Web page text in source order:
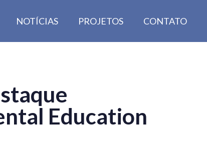
NOTÍCIAS PROJETOS CONTATO
Education